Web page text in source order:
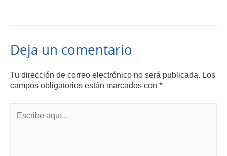
Deja un comentario
Tu dirección de correo electrónico no será publicada. Los
campos obligatorios están marcados con *